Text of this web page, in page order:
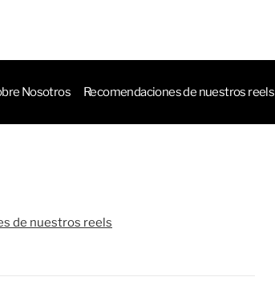
Nosotros Recomendaciones de nuestros reels
de nuestros reels